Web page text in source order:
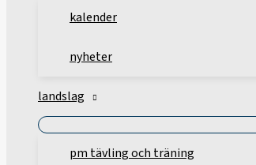
kalender
nyheter
landslag
pm tävling och träning